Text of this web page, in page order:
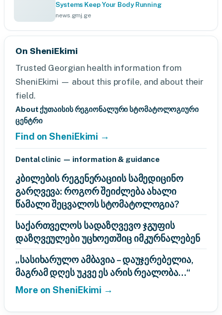
Systems Keep Your Body Running
news.gmj.ge
On SheniEkimi
Trusted Georgian health information from
SheniEkimi — about this profile, and about their
field.
About ქუთაისის რეგიონალური სტომატოლოგიური
ცენტრი
Find on SheniEkimi →
Dental clinic — information & guidance
კბილების რეგენერაციის სამედიცინო
გარღვევა: როგორ შეიძლება ახალი
წამალი შეცვალოს სტომატოლოგია?
საქართველოს სადაზღვევო ჯგუფის
დაზღვეულები უცხოეთშიც იმკურნალებენ
„სასიხარულო ამბავია – დაუჯერებელია,
მაგრამ დღეს უკვე ეს არის რეალობა…“
More on SheniEkimi →